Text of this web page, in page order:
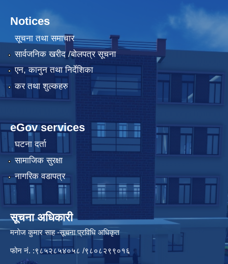
Notices
सूचना तथा समाचार
सार्वजनिक खरीद /बोलपत्र सूचना
एन, कानुन तथा निर्देशिका
कर तथा शुल्कहरु
eGov services
घटना दर्ता
सामाजिक सुरक्षा
नागरिक वडापत्र
सूचना अधिकारी
मनाेज कुमार साह -सूचना प्रविधि अधिकृत
फोन नं. :९८५२८५४०५८ /९८०८२९९०१६